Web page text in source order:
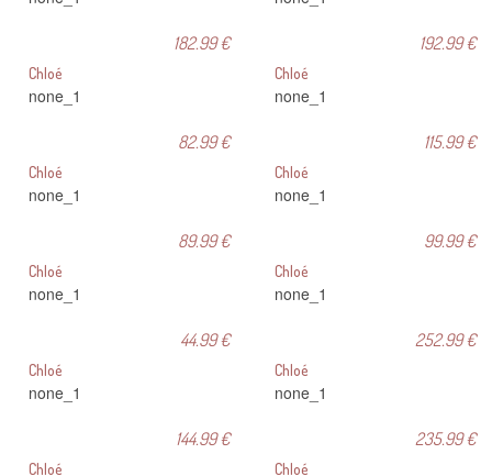
182.99 € 192.99 €
Chloé
none_1
82.99 €
Chloé
none_1
115.99 €
Chloé
none_1
89.99 €
Chloé
none_1
99.99 €
Chloé
none_1
44.99 €
Chloé
none_1
252.99 €
Chloé
none_1
144.99 €
Chloé
none_1
235.99 €
Chloé Chloé